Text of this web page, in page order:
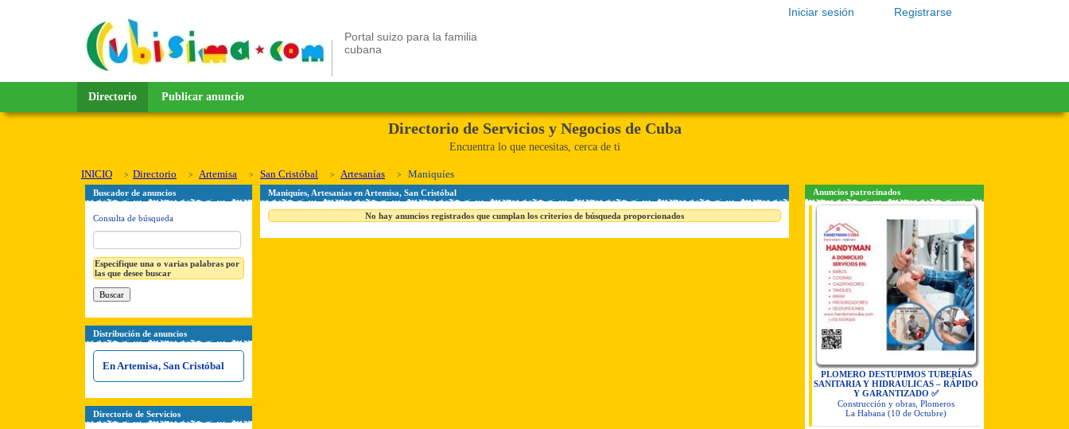
Registrarse
Iniciar sesión
Portal suizo para la familia
cubana
Directorio Publicar anuncio
Directorio de Servicios y Negocios de Cuba
Encuentra lo que necesitas, cerca de ti
INICIO Directorio Artemisa San Cristóbal Artesanías Maniquíes
Buscador de anuncios
Consulta de búsqueda
Especifique una o varias palabras por
las que desee buscar
Distribución de anuncios
En Artemisa, San Cristóbal
Directorio de Servicios
Maniquíes, Artesanías en Artemisa, San Cristóbal
No hay anuncios registrados que cumplan los criterios de búsqueda proporcionados
Anuncios patrocinados
PLOMERO DESTUPIMOS TUBERÍAS
SANITARIA Y HIDRAULICAS – RÁPIDO
Y GARANTIZADO ✅
Construcción y obras, Plomeros
La Habana (10 de Octubre)